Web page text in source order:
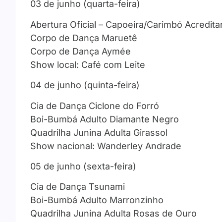
03 de junho (quarta-feira)
Abertura Oficial – Capoeira/Carimbó
Corpo de Dança Maruetê
Corpo de Dança Aymée
Show local: Café com Leite
04 de junho (quinta-feira)
Cia de Dança Ciclone do Forró
Boi-Bumbá Adulto Diamante Negro
Quadrilha Junina Adulta Girassol
Show nacional: Wanderley Andrade
05 de junho (sexta-feira)
Cia de Dança Tsunami
Boi-Bumbá Adulto Marronzinho
Quadrilha Junina Adulta Rosas de Ouro